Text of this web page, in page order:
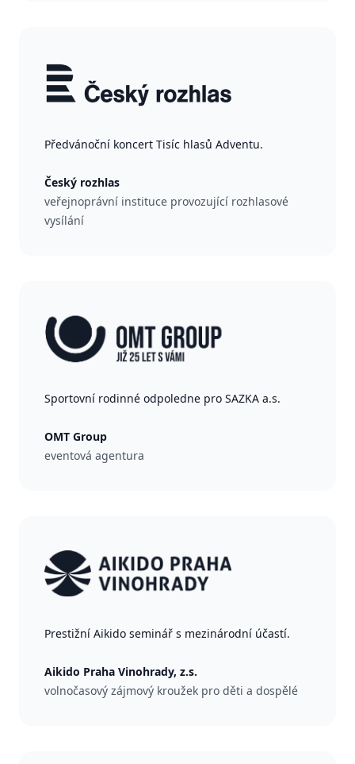
Předvánoční koncert Tisíc hlasů Adventu.
Český rozhlas
veřejnoprávní instituce provozující rozhlasové
vysílání
Sportovní rodinné odpoledne pro SAZKA a.s.
OMT Group
eventová agentura
Prestižní Aikido seminář s mezinárodní účastí.
Aikido Praha Vinohrady, z.s.
volnočasový zájmový kroužek pro děti a dospělé